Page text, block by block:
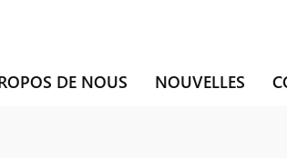
DE NOUS NOUVELLES